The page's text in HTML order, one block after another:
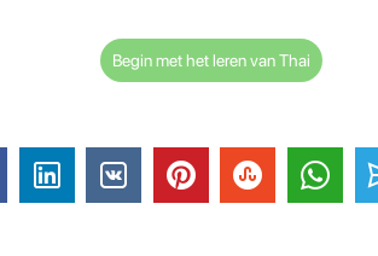
Begin met het leren van Thai